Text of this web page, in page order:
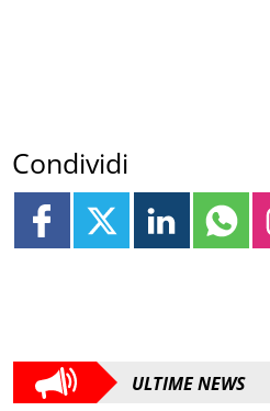
Condividi
ULTIME NEWS